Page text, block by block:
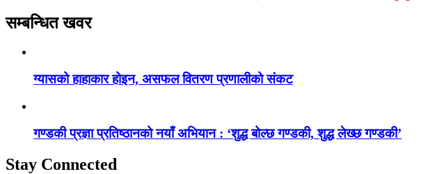
सम्बन्धित खवर
ग्यासको हाहाकार होइन, असफल वितरण प्रणालीको संकट
गण्डकी प्रज्ञा प्रतिष्ठानको नयाँ अभियान : ‘शुद्ध बोल्छ गण्डकी, शुद्ध लेख्छ गण्डकी’
Stay Connected